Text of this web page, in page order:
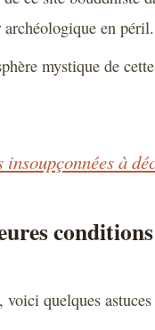
en péril.
mystique de
insoupçonnées à
quelques astuces